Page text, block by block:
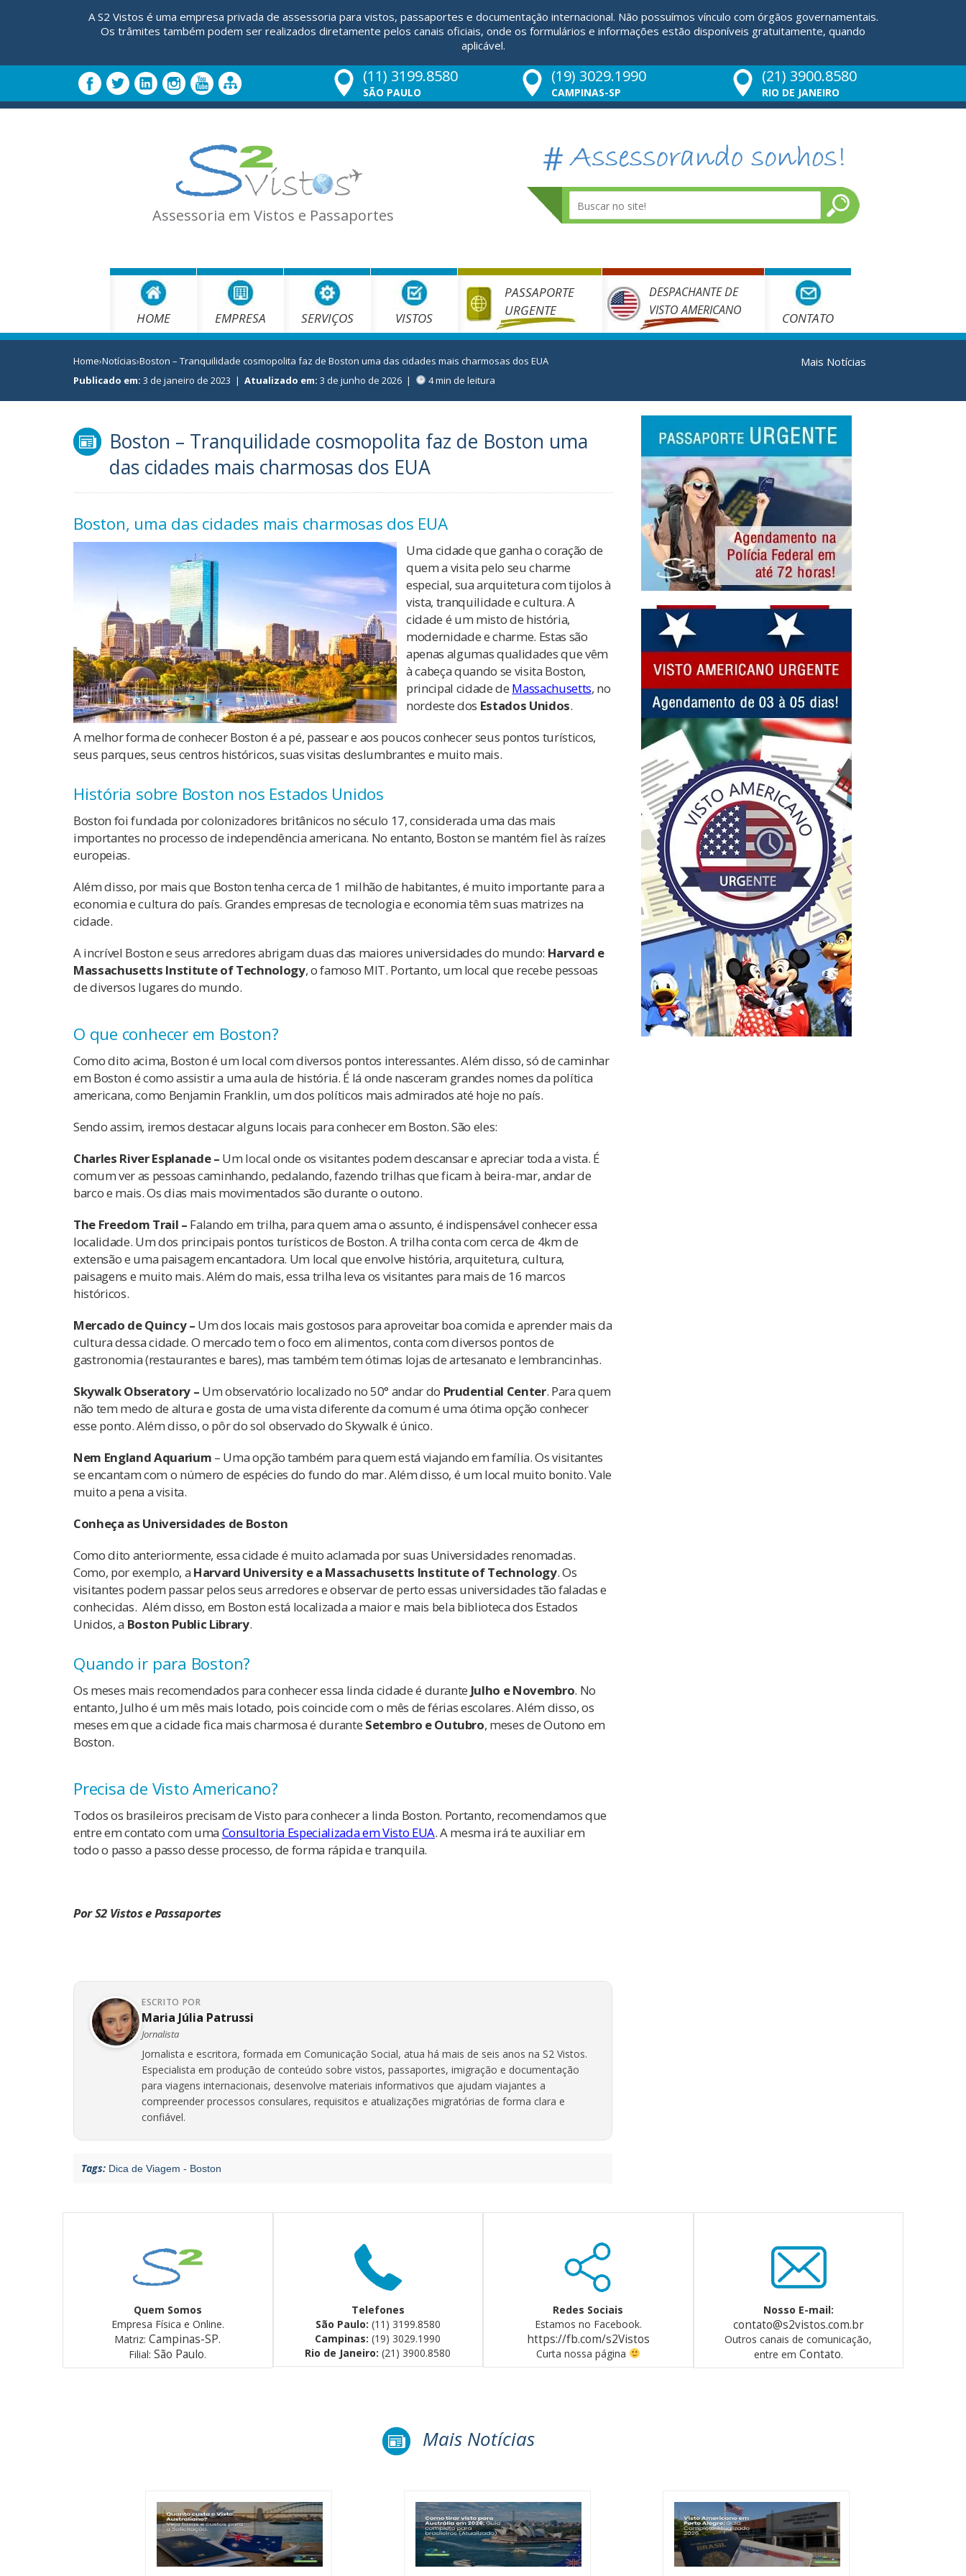
A S2 Vistos é uma empresa privada de assessoria para vistos, passaportes e documentação internacional. Não possuímos vínculo com órgãos governamentais.
Os trâmites também podem ser realizados diretamente pelos canais oficiais, onde os formulários e informações estão disponíveis gratuitamente, quando
aplicável.
(11) 3199.8580
SÃO PAULO
(19) 3029.1990
CAMPINAS-SP
(21) 3900.8580
RIO DE JANEIRO
Assessoria em Vistos e Passaportes
HOME EMPRESA SERVIÇOS VISTOS
PASSAPORTE
URGENTE
DESPACHANTE DE
VISTO AMERICANO
CONTATO
Home›Notícias›Boston – Tranquilidade cosmopolita faz de Boston uma das cidades mais charmosas dos EUA
Publicado em: 3 de janeiro de 2023 | Atualizado em: 3 de junho de 2026 | 4 min de leitura
Mais Notícias
Boston – Tranquilidade cosmopolita faz de Boston uma
das cidades mais charmosas dos EUA
Boston, uma das cidades mais charmosas dos EUA
Uma cidade que ganha o coração de
quem a visita pelo seu charme
especial, sua arquitetura com tijolos à
vista, tranquilidade e cultura. A
cidade é um misto de história,
modernidade e charme. Estas são
apenas algumas qualidades que vêm
à cabeça quando se visita Boston,
principal cidade de Massachusetts, no
nordeste dos Estados Unidos.
A melhor forma de conhecer Boston é a pé, passear e aos poucos conhecer seus pontos turísticos,
seus parques, seus centros históricos, suas visitas deslumbrantes e muito mais.
História sobre Boston nos Estados Unidos
Boston foi fundada por colonizadores britânicos no século 17, considerada uma das mais
importantes no processo de independência americana. No entanto, Boston se mantém fiel às raízes
europeias.
Além disso, por mais que Boston tenha cerca de 1 milhão de habitantes, é muito importante para a
economia e cultura do país. Grandes empresas de tecnologia e economia têm suas matrizes na
cidade.
A incrível Boston e seus arredores abrigam duas das maiores universidades do mundo: Harvard e
Massachusetts Institute of Technology, o famoso MIT. Portanto, um local que recebe pessoas
de diversos lugares do mundo.
O que conhecer em Boston?
Como dito acima, Boston é um local com diversos pontos interessantes. Além disso, só de caminhar
em Boston é como assistir a uma aula de história. É lá onde nasceram grandes nomes da política
americana, como Benjamin Franklin, um dos políticos mais admirados até hoje no país.
Sendo assim, iremos destacar alguns locais para conhecer em Boston. São eles:
Charles River Esplanade – Um local onde os visitantes podem descansar e apreciar toda a vista. É
comum ver as pessoas caminhando, pedalando, fazendo trilhas que ficam à beira-mar, andar de
barco e mais. Os dias mais movimentados são durante o outono.
The Freedom Trail – Falando em trilha, para quem ama o assunto, é indispensável conhecer essa
localidade. Um dos principais pontos turísticos de Boston. A trilha conta com cerca de 4km de
extensão e uma paisagem encantadora. Um local que envolve história, arquitetura, cultura,
paisagens e muito mais. Além do mais, essa trilha leva os visitantes para mais de 16 marcos
históricos.
Mercado de Quincy – Um dos locais mais gostosos para aproveitar boa comida e aprender mais da
cultura dessa cidade. O mercado tem o foco em alimentos, conta com diversos pontos de
gastronomia (restaurantes e bares), mas também tem ótimas lojas de artesanato e lembrancinhas.
Skywalk Obseratory – Um observatório localizado no 50° andar do Prudential Center. Para quem
não tem medo de altura e gosta de uma vista diferente da comum é uma ótima opção conhecer
esse ponto. Além disso, o pôr do sol observado do Skywalk é único.
Nem England Aquarium – Uma opção também para quem está viajando em família. Os visitantes
se encantam com o número de espécies do fundo do mar. Além disso, é um local muito bonito. Vale
muito a pena a visita.
Conheça as Universidades de Boston
Como dito anteriormente, essa cidade é muito aclamada por suas Universidades renomadas.
Como, por exemplo, a Harvard University e a Massachusetts Institute of Technology. Os
visitantes podem passar pelos seus arredores e observar de perto essas universidades tão faladas e
conhecidas. Além disso, em Boston está localizada a maior e mais bela biblioteca dos Estados
Unidos, a Boston Public Library.
Quando ir para Boston?
Os meses mais recomendados para conhecer essa linda cidade é durante Julho e Novembro. No
entanto, Julho é um mês mais lotado, pois coincide com o mês de férias escolares. Além disso, os
meses em que a cidade fica mais charmosa é durante Setembro e Outubro, meses de Outono em
Boston.
Precisa de Visto Americano?
Todos os brasileiros precisam de Visto para conhecer a linda Boston. Portanto, recomendamos que
entre em contato com uma Consultoria Especializada em Visto EUA. A mesma irá te auxiliar em
todo o passo a passo desse processo, de forma rápida e tranquila.
Por S2 Vistos e Passaportes
ESCRITO POR
Maria Júlia Patrussi
Jornalista
Jornalista e escritora, formada em Comunicação Social, atua há mais de seis anos na S2 Vistos.
Especialista em produção de conteúdo sobre vistos, passaportes, imigração e documentação
para viagens internacionais, desenvolve materiais informativos que ajudam viajantes a
compreender processos consulares, requisitos e atualizações migratórias de forma clara e
confiável.
Tags: Dica de Viagem - Boston
Quem Somos
Empresa Física e Online.
Matriz:Campinas-SP.
Filial:São Paulo.
Telefones
São Paulo: (11) 3199.8580
Campinas: (19) 3029.1990
Rio de Janeiro: (21) 3900.8580
Redes Sociais
Estamos no Facebook.
https://fb.com/s2Vistos
Curta nossa página
Nosso E-mail:
contato@s2vistos.com.br
Outros canais de comunicação,
entre em Contato.
Mais Notícias